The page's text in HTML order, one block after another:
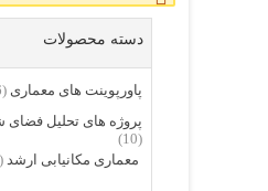
دسته محصولات
پاورپوینت های معماری (146)
پروژه های تحلیل
(10)
معماری مکانیابی ارشد (6)